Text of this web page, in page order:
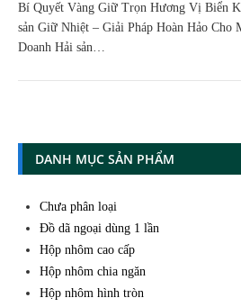
Bí Quyết Vàng Giữ Trọn Hương Vị Biển
sản Giữ Nhiệt – Giải Pháp Hoàn Hảo Cho
Doanh Hải sản…
DANH MỤC SẢN PHẨM
Chưa phân loại
Đồ dã ngoại dùng 1 lần
Hộp nhôm cao cấp
Hộp nhôm chia ngăn
Hộp nhôm hình tròn